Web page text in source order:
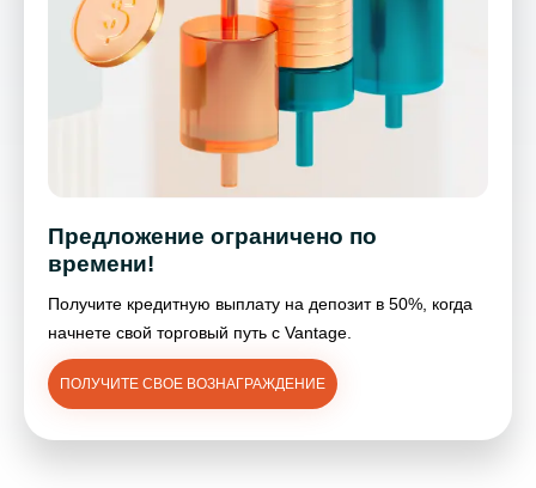
Предложение ограничено по
времени!
Получите кредитную выплату на депозит в 50%, когда
начнете свой торговый путь с Vantage.
ПОЛУЧИТЕ СВОЕ ВОЗНАГРАЖДЕНИЕ